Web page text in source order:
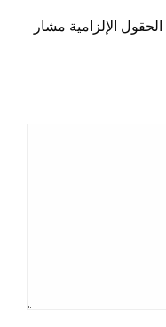
الحقول الإلزامية مشار